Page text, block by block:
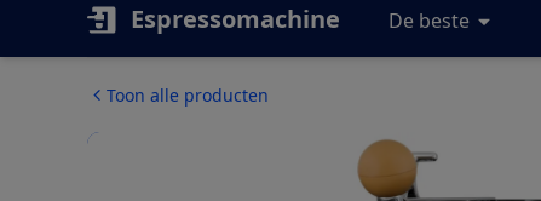
Espressomachine De beste
Toon alle producten